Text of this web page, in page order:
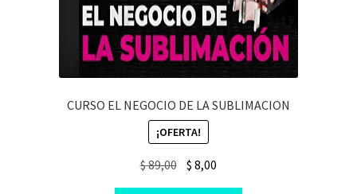
CURSO EL NEGOCIO DE LA SUBLIMACION
¡OFERTA!
$89,00 Original
$ 8,00